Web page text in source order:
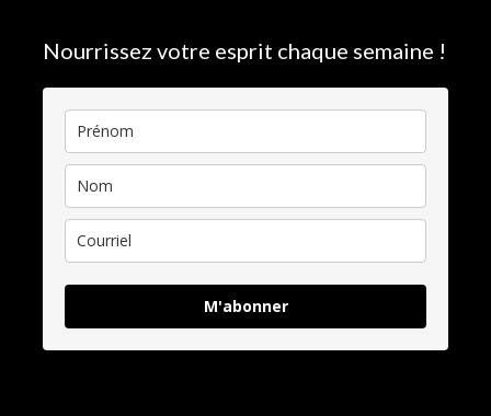
Nourrissez votre esprit chaque semaine !
M'abonner